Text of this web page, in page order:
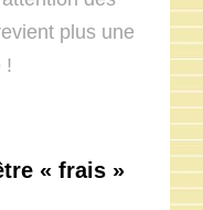
plus une
!
« frais »